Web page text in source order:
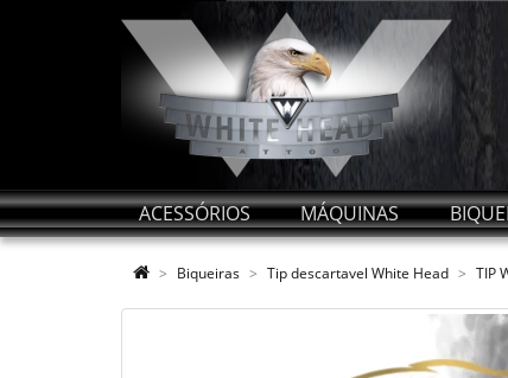
ACESSÓRIOS MÁQUINAS
Biqueiras Tip descartavel White Head TIP